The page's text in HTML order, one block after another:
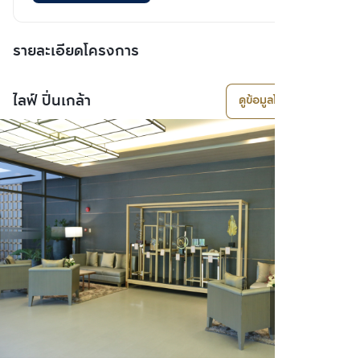
รายละเอียดโครงการ
ไลฟ์ ปิ่นเกล้า ดูข้อมูลโครงการ